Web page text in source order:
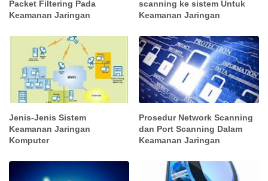
Packet Filtering Pada
Keamanan Jaringan
scanning ke sistem Untuk
Keamanan Jaringan
Jenis-Jenis Sistem
Keamanan Jaringan
Komputer
Prosedur Network Scanning
dan Port Scanning Dalam
Keamanan Jaringan